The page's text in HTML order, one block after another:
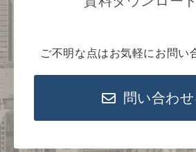
ご不明な点はお気軽にお問い
問い合わ